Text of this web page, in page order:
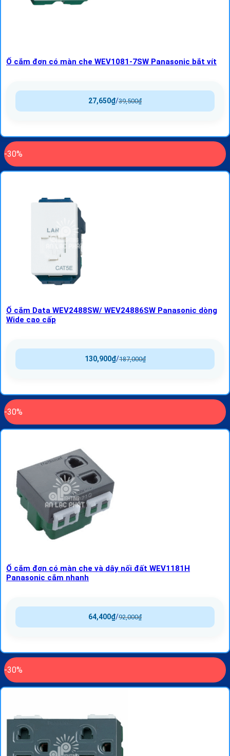
Ổ cắm đơn có màn che WEV1081-7SW Panasonic bắt vít
39,500₫
/
27,650₫
-30%
Ổ cắm Data WEV2488SW/ WEV24886SW Panasonic dòng
Wide cao cấp
187,000₫
/
130,900₫
-30%
Ổ cắm đơn có màn che và dây nối đất WEV1181H
Panasonic cắm nhanh
92,000₫
/
64,400₫
-30%